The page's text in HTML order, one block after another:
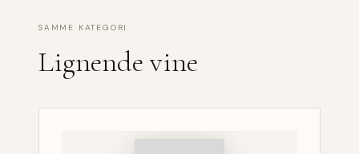
SAMME KATEGORI
Lignende vine